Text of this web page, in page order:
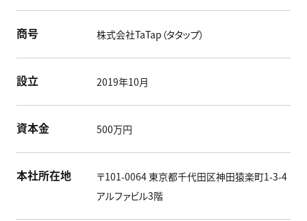
商号 株式会社TaTap（タタップ）
設立 2019年10月
資本金 500万円
本社所在地
〒101-0064 東京都千代田区神田猿楽町1-3-4
アルファビル3階